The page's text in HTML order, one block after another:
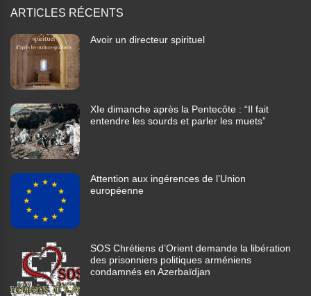
ARTICLES RÉCENTS
Avoir un directeur spirituel
XIe dimanche après la Pentecôte : “Il fait
entendre les sourds et parler les muets”
Attention aux ingérences de l’Union
européenne
SOS Chrétiens d’Orient demande la libération
des prisonniers politiques arméniens
condamnés en Azerbaïdjan